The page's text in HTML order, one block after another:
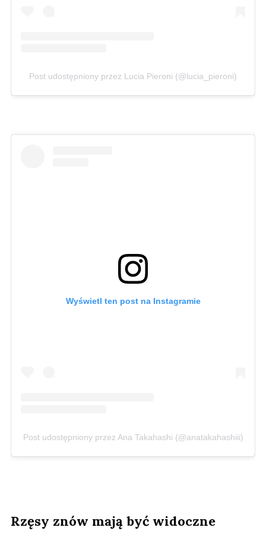
Post udostępniony przez Lucia Pieroni (@lucia_pieroni)
Wyświetl ten post na Instagramie
Post udostępniony przez Ana Takahashi (@anatakahashiii)
Rzęsy znów mają być widoczne